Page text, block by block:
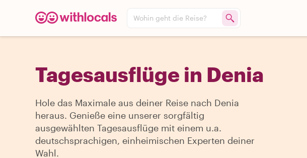
Wohin geht die Reise?
Tagesausflüge in Denia
Hole das Maximale aus deiner Reise nach Denia
heraus. Genieße eine unserer sorgfältig
ausgewählten Tagesausflüge mit einem u.a.
deutschsprachigen, einheimischen Experten deiner
Wahl.